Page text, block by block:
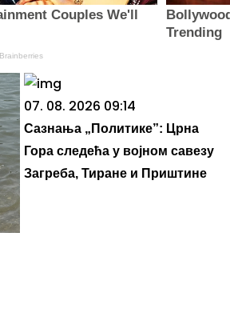
Couples We'll
Brainberries
Trending
07. 08. 2026 09:14
Сазнања „Политике”: Црна
Гора следећа у војном савезу
Загреба, Тиране и Приштине